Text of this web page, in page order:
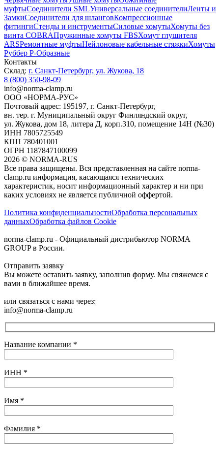
муфтыСоединители SMLУниверсальные соединителиЛенты и
ЗамкиСоединители для шланговКомпрессионные
фитингиСтенды и инструментыСиловые хомутыХомуты без
винта COBRAПружинные хомуты FBSХомут глушителя
ARSРемонтные муфтыНейлоновые кабельные стяжкиХомуты
Руббер Р-Образные
Контакты
Склад: г. Санкт-Петербург, ул. Жукова, 18
8 (800) 350-98-09
info@norma-clamp.ru
ООО «НОРМА-РУС»
Почтовый адрес: 195197, г. Санкт-Петербург,
вн. тер. г. Муниципальный округ Финляндский округ,
ул. Жукова, дом 18, литера Д, корп.310, помещение 14Н (№30)
ИНН 7805725549
КПП 780401001
ОГРН 1187847100099
2026 © NORMA-RUS
Все права защищены. Вся представленная на сайте norma-
clamp.ru информация, касающаяся технических
характеристик, носит информационный характер и ни при
каких условиях не является публичной оффертой.‍
Политика конфиденциальностиОбработка персональных
данныхОбработка файлов Cookie
norma-clamp.ru - Официальный дистрибьютор NORMA
GROUP в России.
Отправить заявку
Вы можете оставить заявку, заполнив форму. Мы свяжемся с
вами в ближайшее время.
или связаться с нами через:
info@norma-clamp.ru
Название компании *
ИНН *
Имя *
Фамилия *